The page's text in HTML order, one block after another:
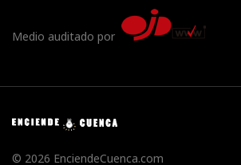
Medio auditado por
© 2026 EnciendeCuenca.com